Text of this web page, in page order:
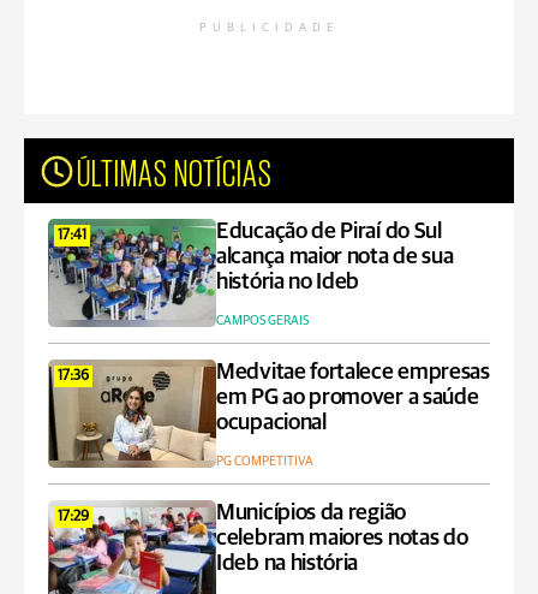
PUBLICIDADE
ÚLTIMAS NOTÍCIAS
17:41
Educação de Piraí do Sul
alcança maior nota de sua
história no Ideb
CAMPOS GERAIS
17:36
Medvitae fortalece empresas
em PG ao promover a saúde
ocupacional
PG COMPETITIVA
17:29
Municípios da região
celebram maiores notas do
Ideb na história